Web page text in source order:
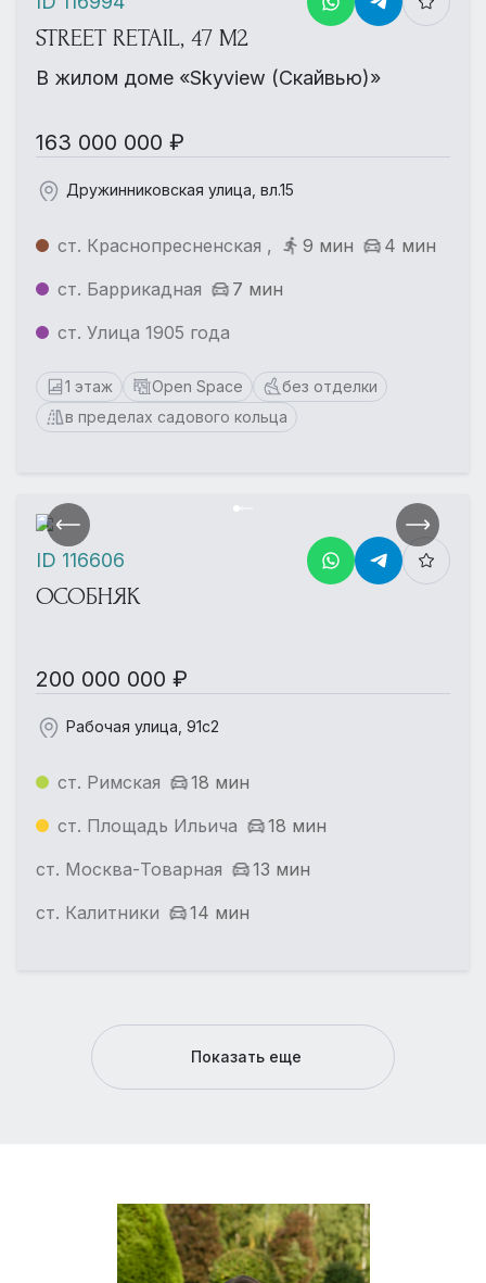
STREET RETAIL, 47 М2
В жилом доме «Skyview (Скайвью)»
163 000 000 ₽
Дружинниковская улица, вл.15
ст. Краснопресненская , 9 мин
4 мин
ст. Баррикадная
7 мин
ст. Улица 1905 года
1 этаж Open Space
без отделки
в пределах садового кольца
ОСОБНЯК
200 000 000 ₽
Рабочая улица, 91с2
ст. Римская
18 мин
ст. Площадь Ильича
18 мин
ст. Москва-Товарная
13 мин
ст. Калитники
14 мин
ID 116606
Показать еще